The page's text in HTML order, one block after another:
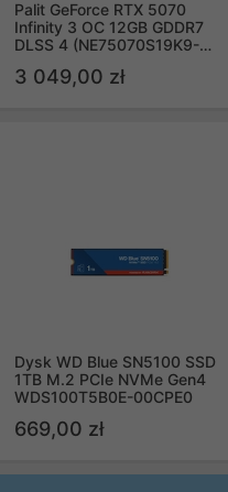
Palit GeForce RTX 5070
Infinity 3 OC 12GB GDDR7
DLSS 4 (NE75070S19K9-
3 049,00 zł
Dysk WD Blue SN5100 SSD
1TB M.2 PCIe NVMe Gen4
WDS100T5B0E-00CPE0
669,00 zł